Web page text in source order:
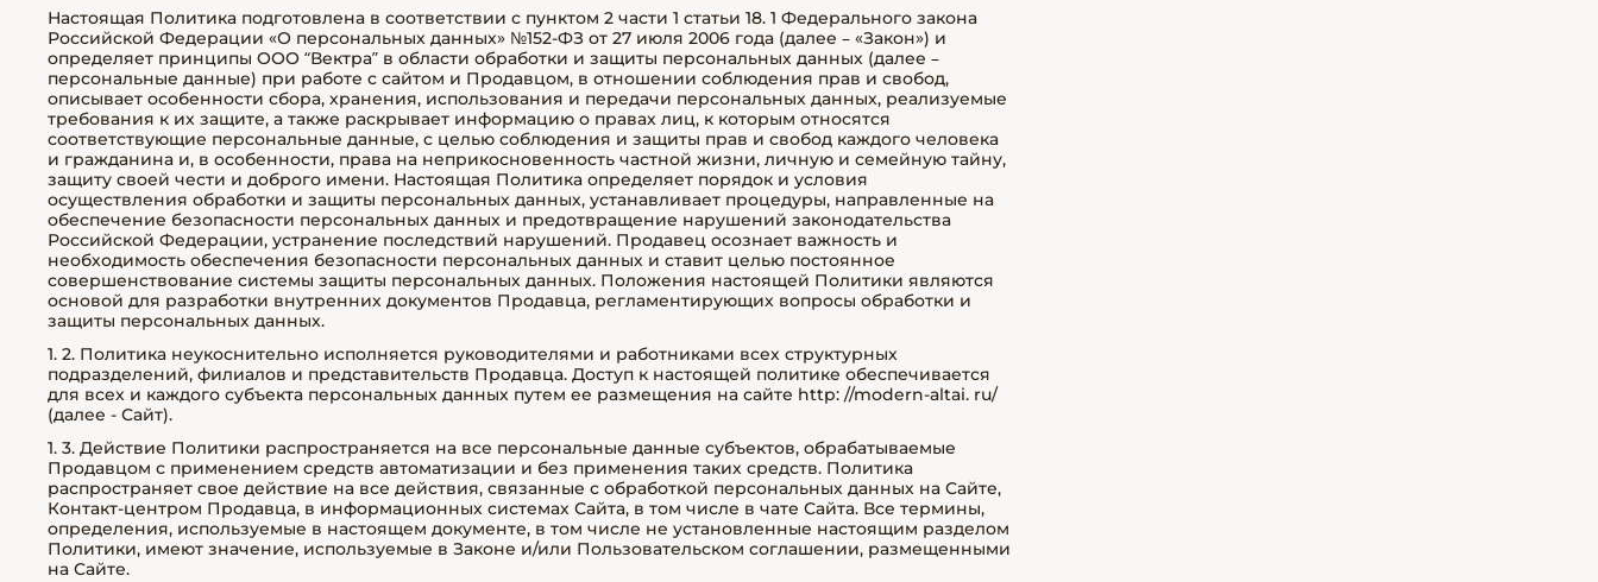
Настоящая Политика подготовлена в соответствии с пунктом 2 части 1 статьи 18. 1 Федерального закона
Российской Федерации «О персональных данных» №152-ФЗ от 27 июля 2006 года (далее – «Закон») и
определяет принципы ООО “Вектра” в области обработки и защиты персональных данных (далее –
персональные данные) при работе с сайтом и Продавцом, в отношении соблюдения прав и свобод,
описывает особенности сбора, хранения, использования и передачи персональных данных, реализуемые
требования к их защите, а также раскрывает информацию о правах лиц, к которым относятся
соответствующие персональные данные, с целью соблюдения и защиты прав и свобод каждого человека
и гражданина и, в особенности, права на неприкосновенность частной жизни, личную и семейную тайну,
защиту своей чести и доброго имени. Настоящая Политика определяет порядок и условия
осуществления обработки и защиты персональных данных, устанавливает процедуры, направленные на
обеспечение безопасности персональных данных и предотвращение нарушений законодательства
Российской Федерации, устранение последствий нарушений. Продавец осознает важность и
необходимость обеспечения безопасности персональных данных и ставит целью постоянное
совершенствование системы защиты персональных данных. Положения настоящей Политики являются
основой для разработки внутренних документов Продавца, регламентирующих вопросы обработки и
защиты персональных данных.
1. 2. Политика неукоснительно исполняется руководителями и работниками всех структурных
подразделений, филиалов и представительств Продавца. Доступ к настоящей политике обеспечивается
для всех и каждого субъекта персональных данных путем ее размещения на сайте http: //modern-altai. ru/
(далее - Сайт).
1. 3. Действие Политики распространяется на все персональные данные субъектов, обрабатываемые
Продавцом с применением средств автоматизации и без применения таких средств. Политика
распространяет свое действие на все действия, связанные с обработкой персональных данных на Сайте,
Контакт-центром Продавца, в информационных системах Сайта, в том числе в чате Сайта. Все термины,
определения, используемые в настоящем документе, в том числе не установленные настоящим разделом
Политики, имеют значение, используемые в Законе и/или Пользовательском соглашении, размещенными
на Сайте.